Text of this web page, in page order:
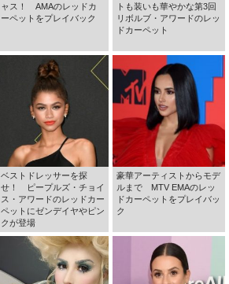
ャス！ AMAのレッドカ
ーペットをプレイバック
トも装いも華やかな第3回
リボルブ・アワードのレッ
ドカーペット
ベストドレッサーを探
せ！ ピープルズ・チョイ
ス・アワードのレッドカー
ペットにゼンデイヤやピン
クが登場
豪華アーティストからモデ
ルまで MTV EMAのレッ
ドカーペットをプレイバッ
ク